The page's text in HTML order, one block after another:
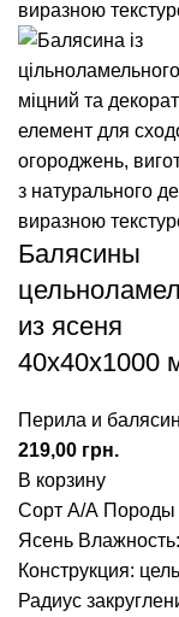
Балясины
из ясеня
40x40x1000
Перила и
грн.
В корзину
Сорт А/А Породы
Ясень
Конструкция:
Радиус